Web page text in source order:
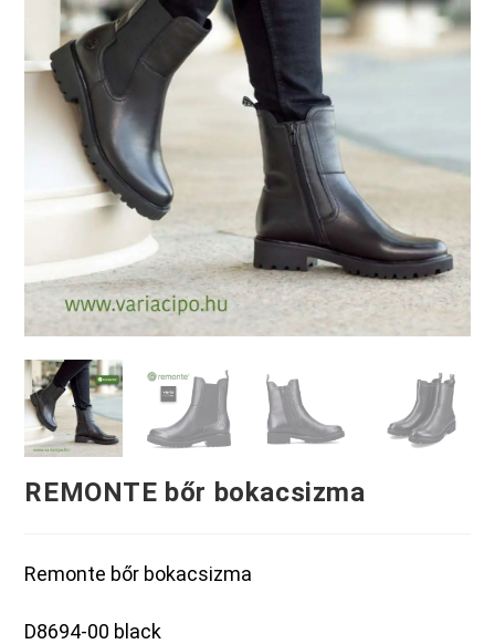
REMONTE bőr bokacsizma
Remonte bőr bokacsizma
D8694-00 black